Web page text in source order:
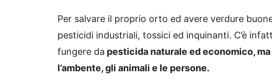
Per salvare il proprio orto ed avere verdure
pesticidi industriali, tossici ed inquinanti. C’è
fungere da pesticida naturale ed economico,
l’ambente, gli animali e le persone.